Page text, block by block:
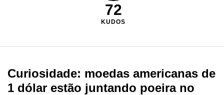
72
KUDOS
Curiosidade: moedas americanas de
1 dólar estão juntando poeira no